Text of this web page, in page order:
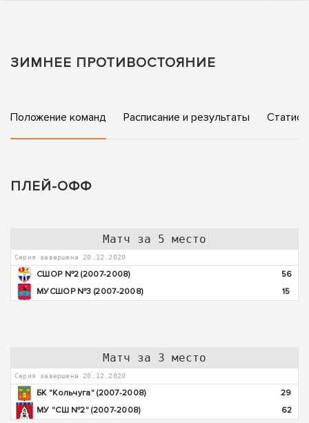
ЗИМНЕЕ ПРОТИВОСТОЯНИЕ
Положение команд Расписание и результаты
ПЛЕЙ-ОФФ
Матч за 5 место
Серия завершена 20.12.2020
СШОР №2 (2007-2008)
56
МУСШОР №3 (2007-2008)
15
Матч за 3 место
Серия завершена 20.12.2020
БК "Кольчуга" (2007-2008)
29
МУ "СШ №2" (2007-2008)
62